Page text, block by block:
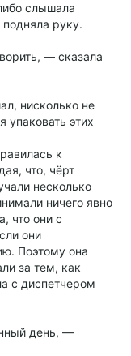
слышала
руку.
— сказала
нисколько не
этих
к
что, чёрт
несколько
ничего явно
что они с
они
Поэтому она
за тем, как
с диспетчером
день, —